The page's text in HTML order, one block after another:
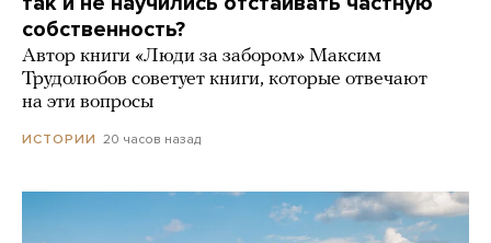
собственность?
Автор книги «Люди за забором» Максим
Трудолюбов советует книги, которые отвечают
на эти вопросы
ИСТОРИИ 20 часов назад